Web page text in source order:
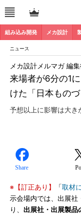
組み込み開発 メカ設計
ニュース
来場者が6分の1
けた「日本ものづ
メカ設計メルマガ 編
予想以上に影響は大き
Share
※【訂正あり】 「取材
示会場内では、出展社
り、 出展社・出展製品